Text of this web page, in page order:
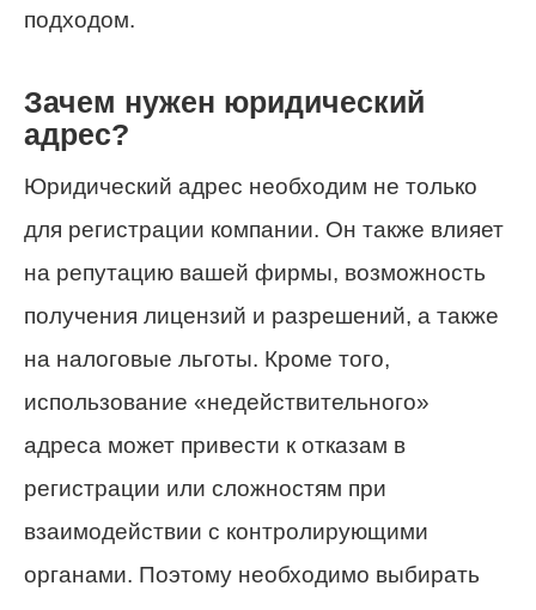
подходом.
Зачем нужен юридический
адрес?
Юридический адрес необходим не только
для регистрации компании. Он также влияет
на репутацию вашей фирмы, возможность
получения лицензий и разрешений, а также
на налоговые льготы. Кроме того,
использование «недействительного»
адреса может привести к отказам в
регистрации или сложностям при
взаимодействии с контролирующими
органами. Поэтому необходимо выбирать